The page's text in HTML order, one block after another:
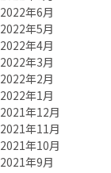
2022年6月
2022年5月
2022年4月
2022年3月
2022年2月
2022年1月
2021年12月
2021年11月
2021年10月
2021年9月